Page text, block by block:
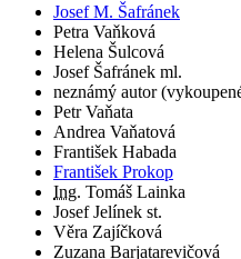
Josef M. Šafránek
Petra Vaňková
Helena Šulcová
Josef Šafránek ml.
neznámý autor
Petr Vaňata
Andrea Vaňatová
František Habada
František Prokop
Ing. Tomáš Lainka
Josef Jelínek st.
Věra Zajíčková
Zuzana Barjatarevičová